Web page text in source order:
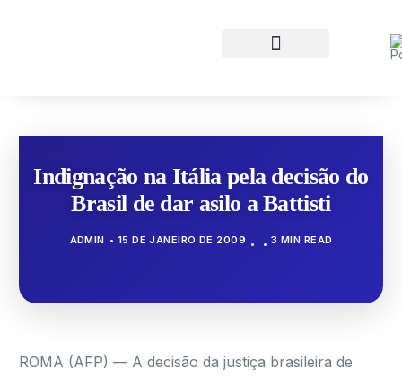
Indignação na Itália pela decisão do
Brasil de dar asilo a Battisti
ADMIN 15 DE JANEIRO DE 2009 3 MIN READ
ROMA (AFP) — A decisão da justiça brasileira de